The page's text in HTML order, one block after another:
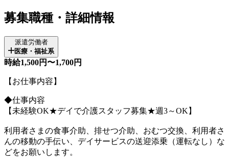
募集職種・詳細情報
派遣労働者
医療・福祉系
時給1,500円〜1,700円
【お仕事内容】
◆仕事内容
【未経験OK★デイで介護スタッフ募集★週3～OK】
利用者さまの食事介助、排せつ介助、おむつ交換、利用者さ
んの移動の手伝い、デイサービスの送迎添乗（運転なし）な
どをお願いします。